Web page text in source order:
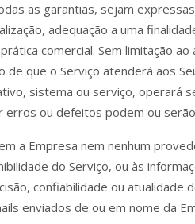
as garantias, sejam
adequação a uma
comercial. Sem limitação
que o Serviço atenderá aos
sistema ou serviço, operará
erros ou defeitos podem ou
a Empresa nem nenhum
do Serviço, ou às
confiabilidade ou atualidade
enviados de ou em nome da